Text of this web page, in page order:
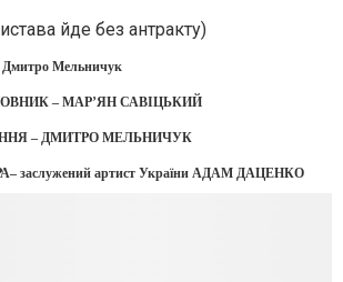
йде без антракту)
Дмитро Мельничук
– МАР’ЯН САВІЦЬКИЙ
– ДМИТРО МЕЛЬНИЧУК
заслужений артист України АДАМ ДАЦЕНКО